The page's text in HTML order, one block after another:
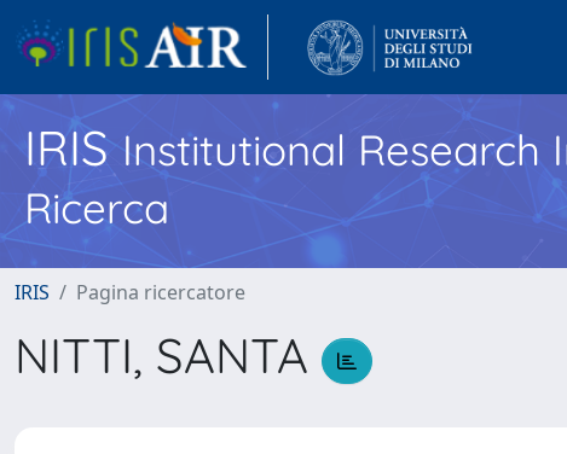
IRISInstitutional Research
Ricerca
IRIS Pagina ricercatore
NITTI, SANTA